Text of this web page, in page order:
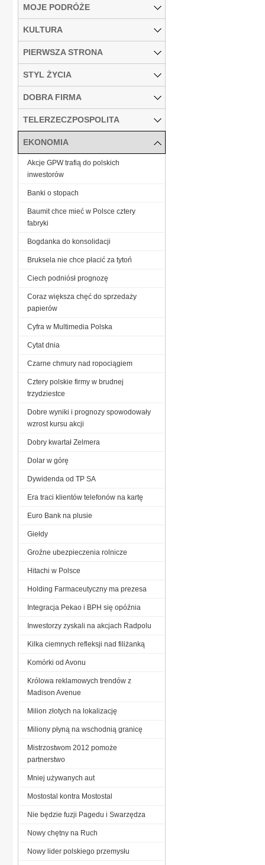
MOJE PODRÓŻE
KULTURA
PIERWSZA STRONA
STYL ŻYCIA
DOBRA FIRMA
TELERZECZPOSPOLITA
EKONOMIA
Akcje GPW trafią do polskich
inwestorów
Banki o stopach
Baumit chce mieć w Polsce cztery
fabryki
Bogdanka do konsolidacji
Bruksela nie chce płacić za tytoń
Ciech podniósł prognozę
Coraz większa chęć do sprzedaży
papierów
Cyfra w Multimedia Polska
Cytat dnia
Czarne chmury nad ropociągiem
Cztery polskie firmy w brudnej
trzydziestce
Dobre wyniki i prognozy spowodowały
wzrost kursu akcji
Dobry kwartał Zelmera
Dolar w górę
Dywidenda od TP SA
Era traci klientów telefonów na kartę
Euro Bank na plusie
Giełdy
Groźne ubezpieczenia rolnicze
Hitachi w Polsce
Holding Farmaceutyczny ma prezesa
Integracja Pekao i BPH się opóźnia
Inwestorzy zyskali na akcjach Radpolu
Kilka ciemnych refleksji nad filiżanką
Komórki od Avonu
Królowa reklamowych trendów z
Madison Avenue
Milion złotych na lokalizację
Miliony płyną na wschodnią granicę
Mistrzostwom 2012 pomoże
partnerstwo
Mniej używanych aut
Mostostal kontra Mostostal
Nie będzie fuzji Pagedu i Swarzędza
Nowy chętny na Ruch
Nowy lider polskiego przemysłu